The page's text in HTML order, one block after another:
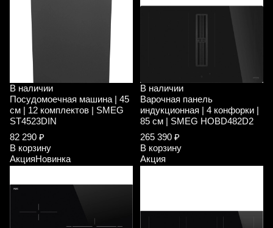
В наличии
Посудомоечная машина | 45
см | 12 комплектов | SMEG
ST4523DIN
82 290 ₽
В корзину
АкцияНовинка
В наличии
Варочная панель
индукционная | 4 конфорки |
85 см | SMEG HOBD482D2
265 390 ₽
В корзину
Акция